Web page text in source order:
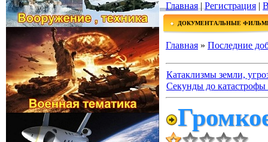
Главная|Регистрация |
ДОКУМЕНТАЛЬНЫЕ
Главная » Последние
Катаклизмы земли,
Секунды до катастрофы